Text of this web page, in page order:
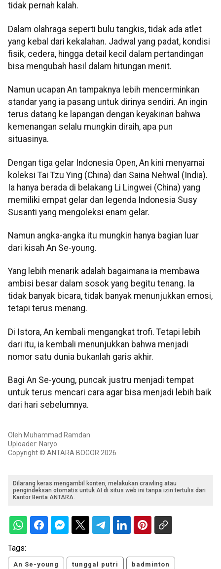
tidak pernah kalah.
Dalam olahraga seperti bulu tangkis, tidak ada atlet
yang kebal dari kekalahan. Jadwal yang padat, kondisi
fisik, cedera, hingga detail kecil dalam pertandingan
bisa mengubah hasil dalam hitungan menit.
Namun ucapan An tampaknya lebih mencerminkan
standar yang ia pasang untuk dirinya sendiri. An ingin
terus datang ke lapangan dengan keyakinan bahwa
kemenangan selalu mungkin diraih, apa pun
situasinya.
Dengan tiga gelar Indonesia Open, An kini menyamai
koleksi Tai Tzu Ying (China) dan Saina Nehwal (India).
Ia hanya berada di belakang Li Lingwei (China) yang
memiliki empat gelar dan legenda Indonesia Susy
Susanti yang mengoleksi enam gelar.
Namun angka-angka itu mungkin hanya bagian luar
dari kisah An Se-young.
Yang lebih menarik adalah bagaimana ia membawa
ambisi besar dalam sosok yang begitu tenang. Ia
tidak banyak bicara, tidak banyak menunjukkan emosi,
tetapi terus menang.
Di Istora, An kembali mengangkat trofi. Tetapi lebih
dari itu, ia kembali menunjukkan bahwa menjadi
nomor satu dunia bukanlah garis akhir.
Bagi An Se-young, puncak justru menjadi tempat
untuk terus mencari cara agar bisa menjadi lebih baik
dari hari sebelumnya.
Oleh Muhammad Ramdan
Uploader: Naryo
Copyright © ANTARA BOGOR 2026
Dilarang keras mengambil konten, melakukan crawling atau
pengindeksan otomatis untuk AI di situs web ini tanpa izin tertulis dari
Kantor Berita ANTARA.
Tags:
An Se-young tunggal putri badminton